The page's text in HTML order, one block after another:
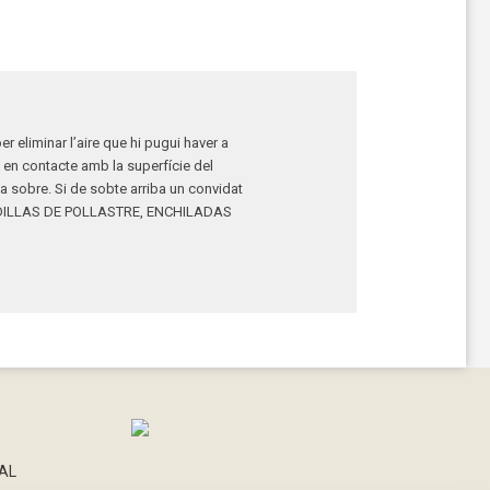
eliminar l’aire que hi pugui haver a
contacte amb la superfície del
sobre. Si de sobte arriba un convidat
DE POLLASTRE, ENCHILADAS